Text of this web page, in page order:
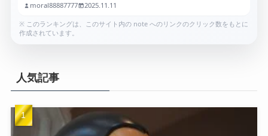
moral88887777 2025.11.11
※ このランキングは、このサイト内の note へのリンクのクリック数をもとに
作成されています。
人気記事